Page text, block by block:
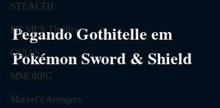
STEALTH
FILMES Thriller
GUIAS
MMORPG
Marvel's Avengers
Pegando Gothitelle em
Pokémon Sword & Shield